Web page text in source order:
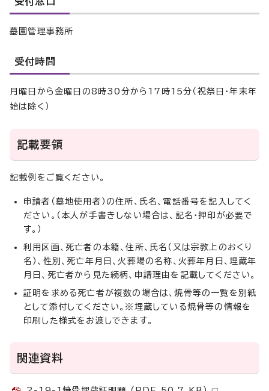
墓園管理事務所
受付時間
月曜日から金曜日の8時30分から17時15分（祝祭日・年末年
始は除く）
記載要領
記載例をご覧ください。
申請者（墓地使用者）の住所、氏名、電話番号を記入してく
ださい。（本人が手書きしない場合は、記名・押印が必要で
す。）
利用区画、死亡者の本籍、住所、氏名（又は宗教上のおくり
名）、性別、死亡年月日、火葬場の名称、火葬年月日、埋蔵年
月日、死亡者から見た続柄、申請理由を記載してください。
証明を求める死亡者が複数の場合は、焼骨等の一覧を別紙
として添付してください。※埋蔵している焼骨等の情報を
印刷した様式をお渡しできます。
関連資料